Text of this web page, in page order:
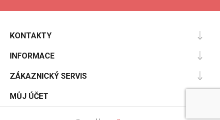
KONTAKTY
INFORMACE
ZÁKAZNICKÝ SERVIS
MŮJ ÚČET